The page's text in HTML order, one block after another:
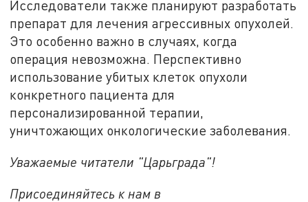
Исследователи также планируют разработать
препарат для лечения агрессивных опухолей.
Это особенно важно в случаях, когда
операция невозможна. Перспективно
использование убитых клеток опухоли
конкретного пациента для
персонализированной терапии,
уничтожающих онкологические заболевания.
Уважаемые читатели "Царьграда"!
Присоединяйтесь к нам в